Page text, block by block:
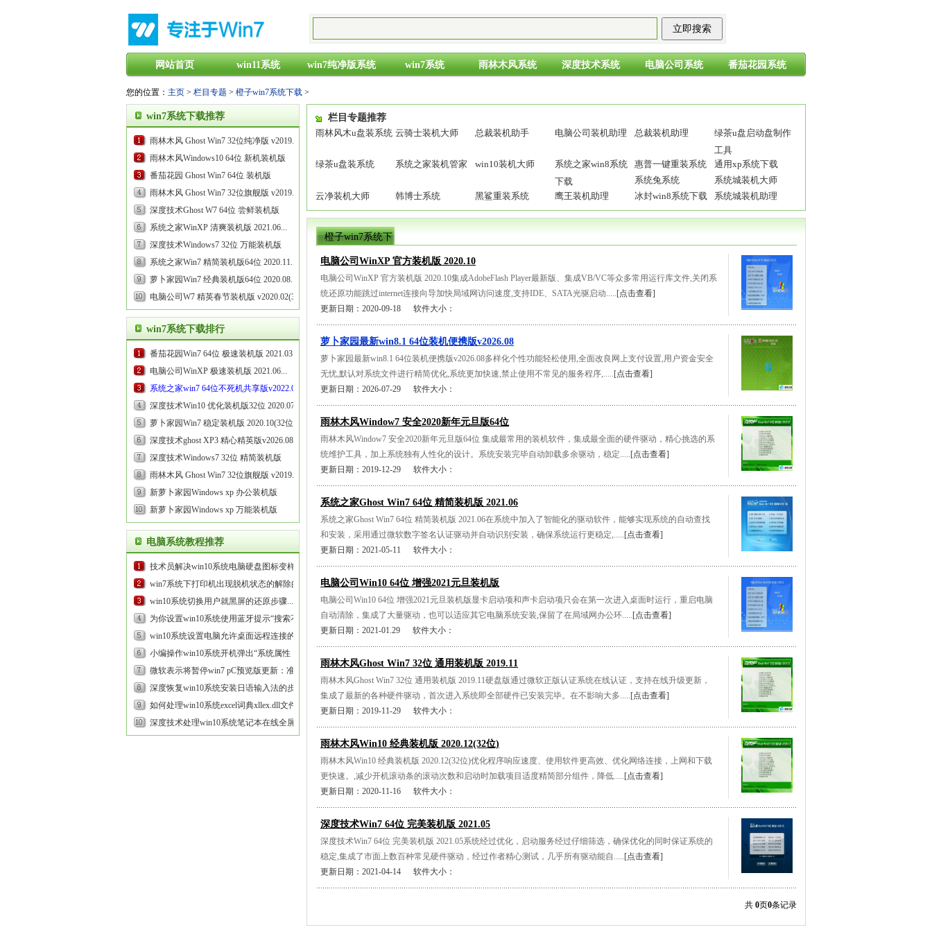
网站首页 win11系统 win7纯净版系统 win7系统 雨林木风系统 深度技术系统 电脑公司系统 番茄花园系统
您的位置： 主页 > 栏目专题 > 橙子win7系统下载 >
win7系统下载推荐
雨林木风 Ghost Win7 32位纯净版 v2019.09...
雨林木风Windows10 64位 新机装机版
2020.07...
番茄花园 Ghost Win7 64位 装机版
v2019.08...
雨林木风 Ghost Win7 32位旗舰版 v2019.05...
深度技术Ghost W7 64位 尝鲜装机版
v2020.03...
系统之家WinXP 清爽装机版 2021.06...
深度技术Windows7 32位 万能装机版
2021.09...
系统之家Win7 精简装机版64位 2020.11...
萝卜家园Win7 经典装机版64位 2020.08...
电脑公司W7 精英春节装机版 v2020.02(32
win7系统下载排行
番茄花园Win7 64位 极速装机版 2021.03...
电脑公司WinXP 极速装机版 2021.06...
系统之家win7 64位不死机共享版v2022.03
深度技术Win10 优化装机版32位 2020.07...
萝卜家园Win7 稳定装机版 2020.10(32位)...
深度技术ghost XP3 精心精英版v2026.08
深度技术Windows7 32位 精简装机版
2020.09...
雨林木风 Ghost Win7 32位旗舰版 v2019.05...
新萝卜家园Windows xp 办公装机版
2021.03...
新萝卜家园Windows xp 万能装机版
电脑系统教程推荐
技术员解决win10系统电脑硬盘图标变样的
方案...
win7系统下打印机出现脱机状态的解除的步
骤介绍...
win10系统切换用户就黑屏的还原步骤...
为你设置win10系统使用蓝牙提示“搜索不到
设备”的步骤...
win10系统设置电脑允许桌面远程连接的具
体步骤...
小编操作win10系统开机弹出“系统属性，由
于启动计算机时出现了页面...
微软表示将暂停win7 pC预览版更新：准备
推送UUp的修复方案...
深度恢复win10系统安装日语输入法的步
骤...
如何处理win10系统excel词典xllex.dll文件丢
失或损坏的方法...
深度技术处理win10系统笔记本在线全屏看
栏目专题推荐
雨林风木u盘装系统 云骑士装机大师 总裁装机助手 电脑公司装机助理 总裁装机助理 绿茶u盘启动盘制作
工具
绿茶u盘装系统 系统之家装机管家 win10装机大师 系统之家win8系统
下载
惠普一键重装系统
通用xp系统下载
系统兔系统
系统城装机大师
云净装机大师
韩博士系统 黑鲨重装系统 鹰王装机助理 冰封win8系统下载 系统城装机助理
橙子win7系统下
载列表
电脑公司WinXP 官方装机版 2020.10
电脑公司WinXP 官方装机版 2020.10集成AdobeFlash Player最新版、集成VB/VC等众多常用运行库文件,关闭系
统还原功能跳过internet连接向导加快局域网访问速度,支持IDE、SATA光驱启动.....[点击查看]
更新日期：2020-09-18 软件大小：
萝卜家园最新win8.1 64位装机便携版v2026.08
萝卜家园最新win8.1 64位装机便携版v2026.08多样化个性功能轻松使用,全面改良网上支付设置,用户资金安全
无忧,默认对系统文件进行精简优化,系统更加快速,禁止使用不常见的服务程序,.....[点击查看]
更新日期：2026-07-29 软件大小：
雨林木风Window7 安全2020新年元旦版64位
雨林木风Window7 安全2020新年元旦版64位 集成最常用的装机软件，集成最全面的硬件驱动，精心挑选的系
统维护工具，加上系统独有人性化的设计。系统安装完毕自动卸载多余驱动，稳定.....[点击查看]
更新日期：2019-12-29 软件大小：
系统之家Ghost Win7 64位 精简装机版 2021.06
系统之家Ghost Win7 64位 精简装机版 2021.06在系统中加入了智能化的驱动软件，能够实现系统的自动查找
和安装，采用通过微软数字签名认证驱动并自动识别安装，确保系统运行更稳定,.....[点击查看]
更新日期：2021-05-11 软件大小：
电脑公司Win10 64位 增强2021元旦装机版
电脑公司Win10 64位 增强2021元旦装机版显卡启动项和声卡启动项只会在第一次进入桌面时运行，重启电脑
自动清除，集成了大量驱动，也可以适应其它电脑系统安装,保留了在局域网办公环.....[点击查看]
更新日期：2021-01.29 软件大小：
雨林木风Ghost Win7 32位 通用装机版 2019.11
雨林木风Ghost Win7 32位 通用装机版 2019.11硬盘版通过微软正版认证系统在线认证，支持在线升级更新，
集成了最新的各种硬件驱动，首次进入系统即全部硬件已安装完毕。在不影响大多.....[点击查看]
更新日期：2019-11-29 软件大小：
雨林木风Win10 经典装机版 2020.12(32位)
雨林木风Win10 经典装机版 2020.12(32位)优化程序响应速度、使用软件更高效、优化网络连接，上网和下载
更快速。,减少开机滚动条的滚动次数和启动时加载项目适度精简部分组件，降低.....[点击查看]
更新日期：2020-11-16 软件大小：
深度技术Win7 64位 完美装机版 2021.05
深度技术Win7 64位 完美装机版 2021.05系统经过优化，启动服务经过仔细筛选，确保优化的同时保证系统的
稳定,集成了市面上数百种常见硬件驱动，经过作者精心测试，几乎所有驱动能自.....[点击查看]
更新日期：2021-04-14 软件大小：
共 0页0条记录